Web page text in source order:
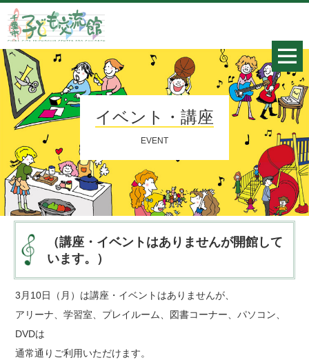
イベント・講座
EVENT
（講座・イベントはありませんが開館して
います。）
3月10日（月）は講座・イベントはありませんが、
アリーナ、学習室、プレイルーム、図書コーナー、パソコン、
DVDは
通常通りご利用いただけます。